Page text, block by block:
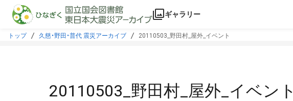
本文に飛ぶ
ギャラリー
トップ 久慈・野田・普代 震災アーカイブ 20110503_野田村_屋外_イベント
20110503_野田村_屋外_イベント